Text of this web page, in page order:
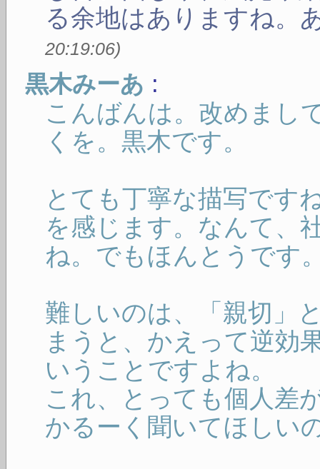
る余地はありますね。
20:19:06)
黒木みーあ :
こんばんは。改めまし
くを。黒木です。
とても丁寧な描写です
を感じます。なんて、
ね。でもほんとうです
難しいのは、「親切」
まうと、かえって逆効
いうことですよね。
これ、とっても個人差
かるーく聞いてほしい